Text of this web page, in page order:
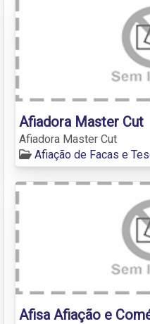
Afiadora Master Cut
Afiadora Master Cut
Afiação de Facas e
Afisa Afiação e